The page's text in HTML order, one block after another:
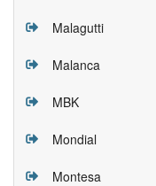
Malagutti
Malanca
MBK
Mondial
Montesa